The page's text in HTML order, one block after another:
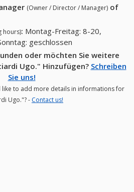
(Owner / Director / Manager) of
hours): Montag-Freitag: 8-20,
geschlossen
oder möchten Sie weitere
Ugo." Hinzufügen? Schreiben
Sie uns!
to add more details in informations for
Ugo."? - Contact us!